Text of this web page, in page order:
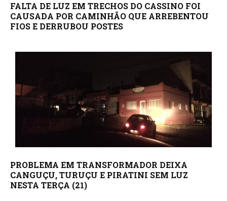
FALTA DE LUZ EM TRECHOS DO CASSINO FOI
CAUSADA POR CAMINHÃO QUE ARREBENTOU
FIOS E DERRUBOU POSTES
PROBLEMA EM TRANSFORMADOR DEIXA
CANGUÇU, TURUÇU E PIRATINI SEM LUZ
NESTA TERÇA (21)